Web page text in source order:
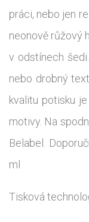
práci, nebo jen
neonově růžový
v odstínech
nebo drobný
kvalitu potisku
motivy. Na
Belabel.
ml
Tisková